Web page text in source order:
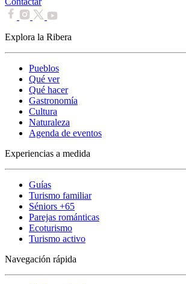
Explora la Ribera
Pueblos
Qué ver
Qué hacer
Gastronomía
Cultura
Naturaleza
Agenda de eventos
Experiencias a medida
Guías
Turismo familiar
Séniors +65
Parejas románticas
Ecoturismo
Turismo activo
Navegación rápida